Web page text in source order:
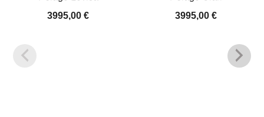
3995,00€
3995,00 €